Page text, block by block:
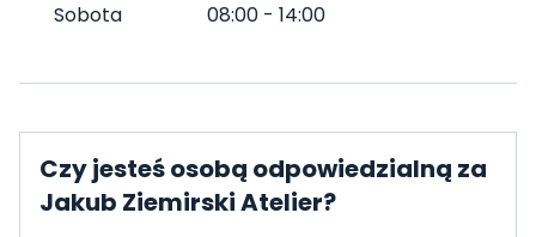
Sobota
08:00 - 14:00
Czy jesteś osobą odpowiedzialną za
Jakub Ziemirski Atelier?